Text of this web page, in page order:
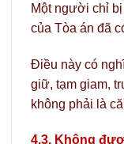
Một người chỉ
của Tòa án đã
Điều này có
giữ, tạm giam,
không phải là
4.3. Không